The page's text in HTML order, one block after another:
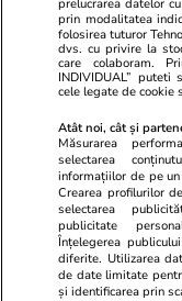
Politică
Cristian Tudor
măcar o Românie
gubernie
deranja”. Pe cine
blochează PNRR
Politică
prelucrarea datelor
prin modalitatea
folosirea tuturor
dvs. cu privire la
care colaboram.
INDIVIDUAL”
cele legate de cookie
Atât noi, cât și
Măsurarea
selectarea
informațiilor de pe
Crearea profilurilor
selectarea
publicitate
Înțelegerea
diferite. Utilizarea
de date limitate
și identificarea prin